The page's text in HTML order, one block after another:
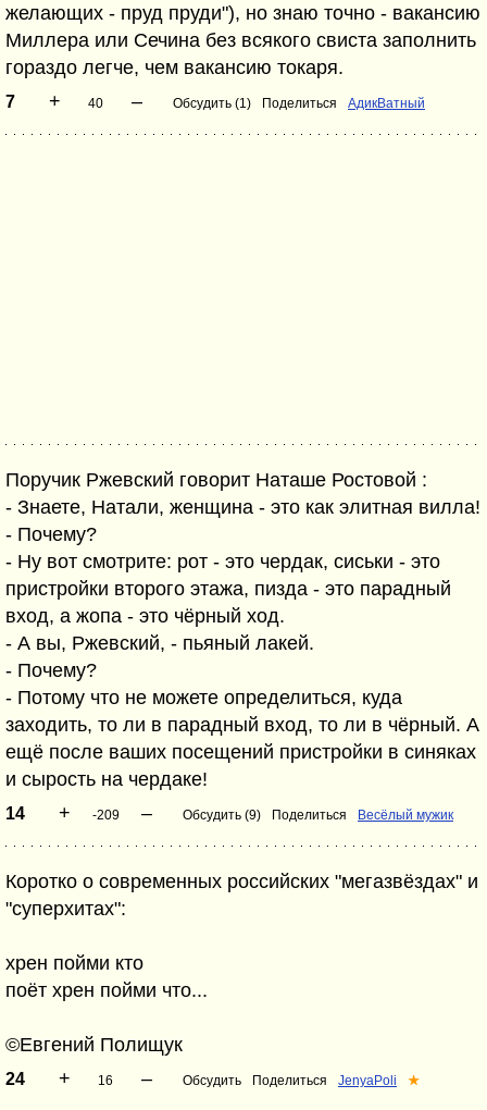
желающих - пруд пруди"), но знаю точно - вакансию
Миллера или Сечина без всякого свиста заполнить
гораздо легче, чем вакансию токаря.
7 + 40 – Обсудить (1) Поделиться АдикВатный
Поручик Ржевский говорит Наташе Ростовой :
- Знаете, Натали, женщина - это как элитная вилла!
- Почему?
- Ну вот смотрите: рот - это чердак, сиськи - это
пристройки второго этажа, пизда - это парадный
вход, а жопа - это чёрный ход.
- А вы, Ржевский, - пьяный лакей.
- Почему?
- Потому что не можете определиться, куда
заходить, то ли в парадный вход, то ли в чёрный. А
ещё после ваших посещений пристройки в синяках
и сырость на чердаке!
14 + -209 – Обсудить (9) Поделиться Весёлый мужик
Коротко о современных российских "мегазвёздах" и
"суперхитах":
хрен пойми кто
поёт хрен пойми что...
©Евгений Полищук
24 + 16 – Обсудить Поделиться JenyaPoli ★